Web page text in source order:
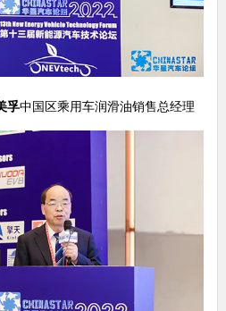
孚中国区乘用车润滑油销售总经理